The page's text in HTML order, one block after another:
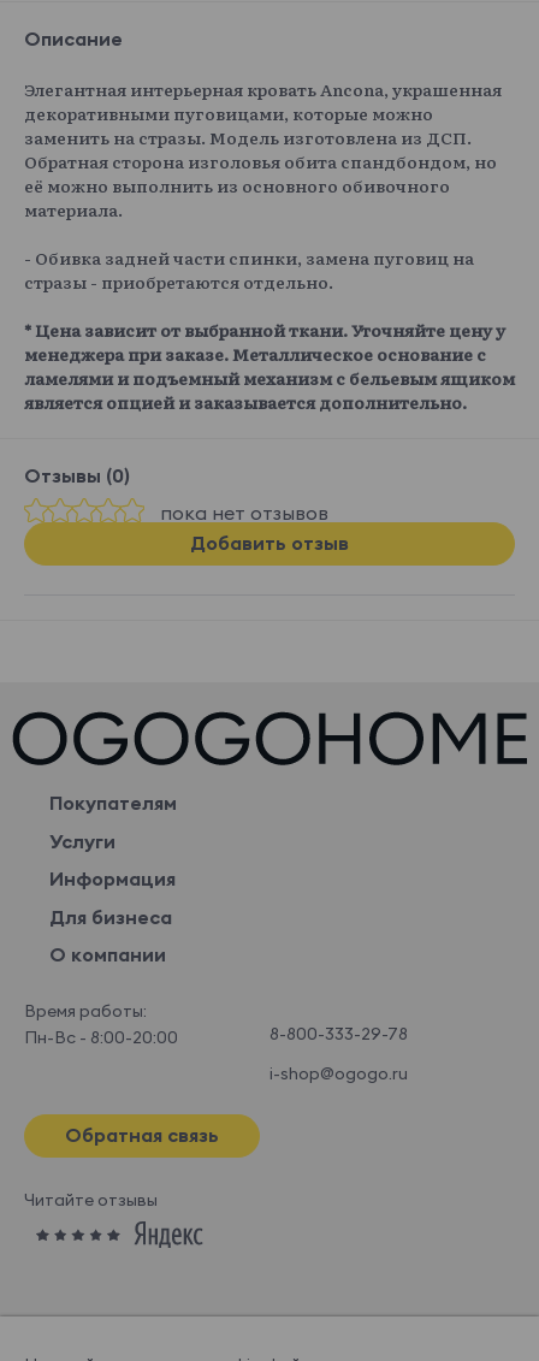
Описание
Элегантная интерьерная кровать Ancona, украшенная
декоративными пуговицами, которые можно
заменить на стразы. Модель изготовлена из ДСП.
Обратная сторона изголовья обита спандбондом, но
её можно выполнить из основного обивочного
материала.
- Обивка задней части спинки, замена пуговиц на
стразы - приобретаются отдельно.
* Цена зависит от выбранной ткани. Уточняйте цену у
менеджера при заказе. Металлическое основание с
ламелями и подъемный механизм с бельевым ящиком
является опцией и заказывается дополнительно.
Отзывы (0)
пока нет отзывов
Добавить отзыв
Покупателям
Услуги
Информация
Для бизнеса
О компании
Время работы:
Пн-Вс - 8:00-20:00
8-800-333-29-78
i-shop@ogogo.ru
Обратная связь
Читайте отзывы